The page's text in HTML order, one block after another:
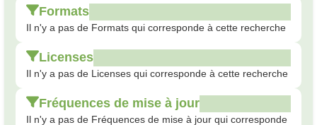
Formats
Il n'y a pas de Formats qui corresponde à cette recherche
Licenses
Il n'y a pas de Licenses qui corresponde à cette recherche
Fréquences de mise à jour
Il n'y a pas de Fréquences de mise à jour qui corresponde